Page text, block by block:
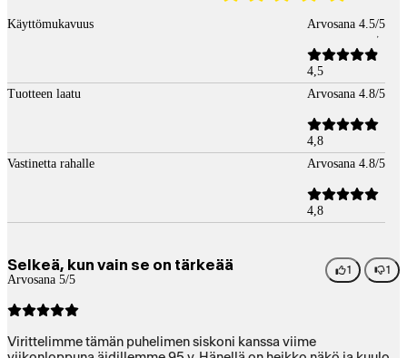
Käyttömukavuus Arvosana 4.5/5
4,5
Tuotteen laatu
Arvosana 4.8/5
4,8
Vastinetta rahalle
Arvosana 4.8/5
4,8
Selkeä, kun vain se on tärkeää
Arvosana 5/5
1 1
Virittelimme tämän puhelimen siskoni kanssa viime